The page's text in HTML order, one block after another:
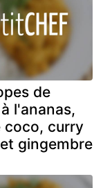
de
l'ananas,
coco, curry
gingembre